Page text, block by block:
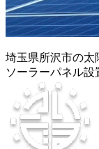
埼玉県所沢市の太
ソーラーパネル設